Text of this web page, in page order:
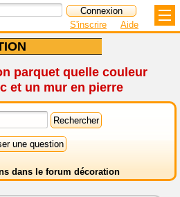
S'inscrire Aide
parquet quelle couleur
et un mur en pierre
dans le forum décoration